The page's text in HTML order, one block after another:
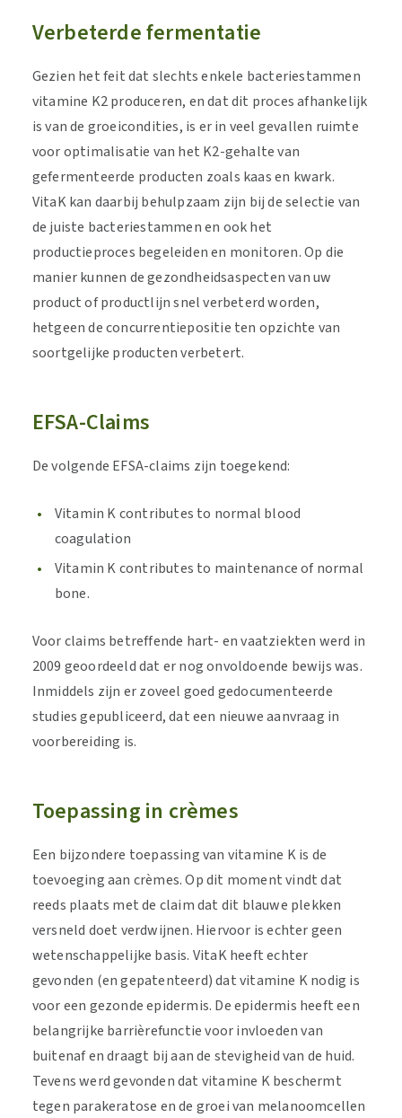
Verbeterde fermentatie
Gezien het feit dat slechts enkele bacteriestammen
vitamine K2 produceren, en dat dit proces afhankelijk
is van de groeicondities, is er in veel gevallen ruimte
voor optimalisatie van het K2-gehalte van
gefermenteerde producten zoals kaas en kwark.
VitaK kan daarbij behulpzaam zijn bij de selectie van
de juiste bacteriestammen en ook het
productieproces begeleiden en monitoren. Op die
manier kunnen de gezondheidsaspecten van uw
product of productlijn snel verbeterd worden,
hetgeen de concurrentiepositie ten opzichte van
soortgelijke producten verbetert.
EFSA-Claims
De volgende EFSA-claims zijn toegekend:
Vitamin K contributes to normal blood
coagulation
Vitamin K contributes to maintenance of normal
bone.
Voor claims betreffende hart- en vaatziekten werd in
2009 geoordeeld dat er nog onvoldoende bewijs was.
Inmiddels zijn er zoveel goed gedocumenteerde
studies gepubliceerd, dat een nieuwe aanvraag in
voorbereiding is.
Toepassing in crèmes
Een bijzondere toepassing van vitamine K is de
toevoeging aan crèmes. Op dit moment vindt dat
reeds plaats met de claim dat dit blauwe plekken
versneld doet verdwijnen. Hiervoor is echter geen
wetenschappelijke basis. VitaK heeft echter
gevonden (en gepatenteerd) dat vitamine K nodig is
voor een gezonde epidermis. De epidermis heeft een
belangrijke barrièrefunctie voor invloeden van
buitenaf en draagt bij aan de stevigheid van de huid.
Tevens werd gevonden dat vitamine K beschermt
tegen parakeratose en de groei van melanoomcellen